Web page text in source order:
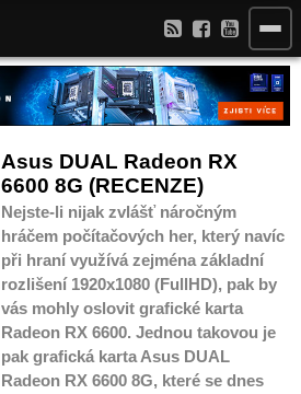
Asus DUAL Radeon RX
6600 8G (RECENZE)
Nejste-li nijak zvlášť náročným
hráčem počítačových her, který navíc
při hraní využívá zejména základní
rozlišení 1920x1080 (FullHD), pak by
vás mohly oslovit grafické karta
Radeon RX 6600. Jednou takovou je
pak grafická karta Asus DUAL
Radeon RX 6600 8G, které se dnes